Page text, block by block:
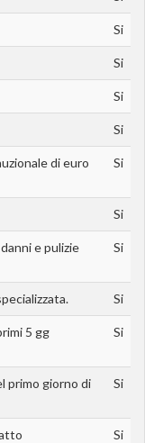
Si
Si
Si
Si
di euro
Si
Si
e pulizie
Si
Si
5 gg
Si
primo giorno di
Si
Si